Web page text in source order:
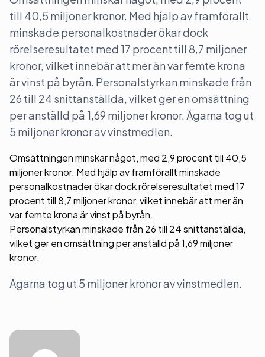
till 40,5 miljoner kronor. Med hjälp av framförallt
minskade personalkostnader ökar dock
rörelseresultatet med 17 procent till 8,7 miljoner
kronor, vilket innebär att mer än var femte krona
är vinst på byrån. Personalstyrkan minskade från
26 till 24 snittanställda, vilket ger en omsättning
per anställd på 1,69 miljoner kronor. Ägarna tog ut
5 miljoner kronor av vinstmedlen.
Omsättningen minskar något, med 2,9 procent till 40,5
miljoner kronor. Med hjälp av framförallt minskade
personalkostnader ökar dock rörelseresultatet med 17
procent till 8,7 miljoner kronor, vilket innebär att mer än
var femte krona är vinst på byrån.
Personalstyrkan minskade från 26 till 24 snittanställda,
vilket ger en omsättning per anställd på 1,69 miljoner
kronor.
Ägarna tog ut 5 miljoner kronor av vinstmedlen.